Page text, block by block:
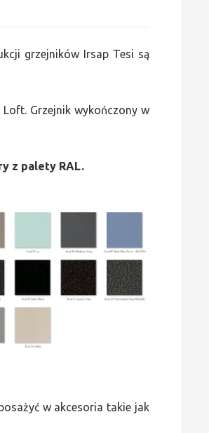
grzejników Irsap Tesi są
Grzejnik wykończony w
z palety RAL.
w akcesoria takie jak